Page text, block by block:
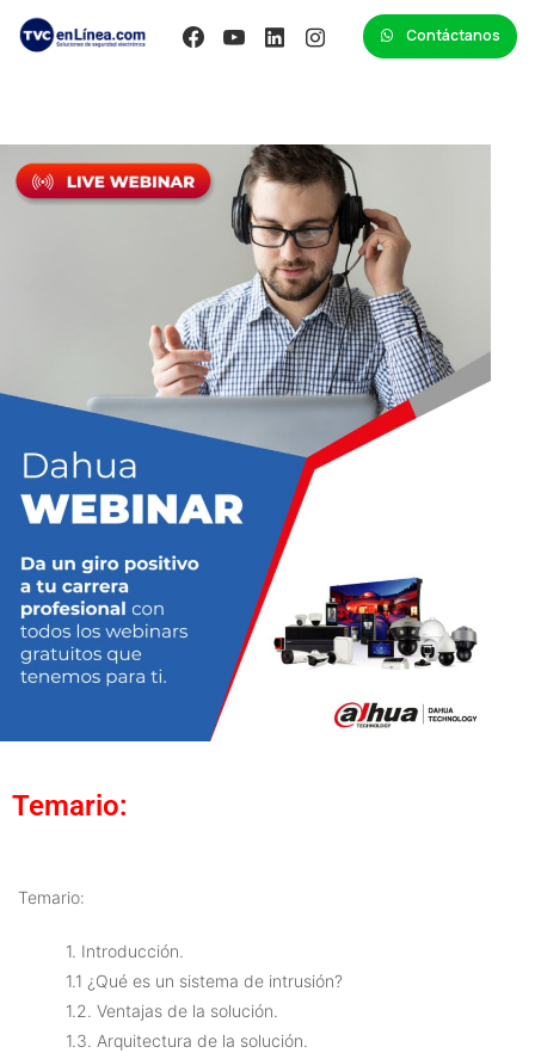
Contáctanos
Temario:
Temario:
1. Introducción.
1.1 ¿Qué es un sistema de intrusión?
1.2. Ventajas de la solución.
1.3. Arquitectura de la solución.